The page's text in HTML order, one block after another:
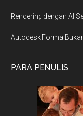
Rendering dengan AI
Autodesk Forma
PARA PENULIS